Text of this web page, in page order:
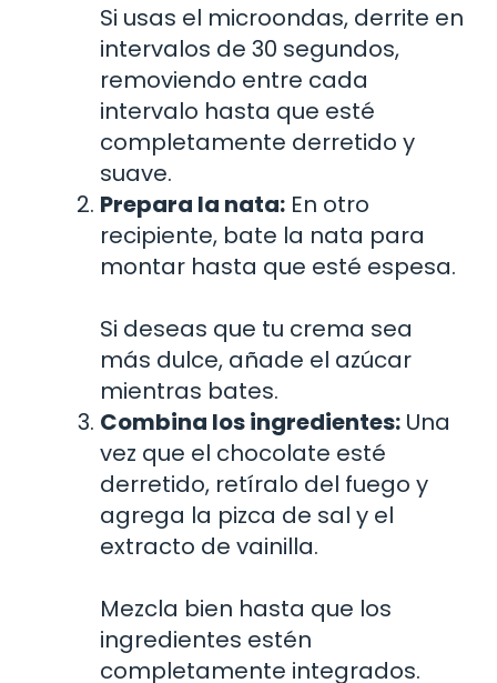
Si usas el microondas, derrite en
intervalos de 30 segundos,
removiendo entre cada
intervalo hasta que esté
completamente derretido y
suave.
Prepara la nata: En otro
recipiente, bate la nata para
montar hasta que esté espesa.
Si deseas que tu crema sea
más dulce, añade el azúcar
mientras bates.
Combina los ingredientes: Una
vez que el chocolate esté
derretido, retíralo del fuego y
agrega la pizca de sal y el
extracto de vainilla.
Mezcla bien hasta que los
ingredientes estén
completamente integrados.